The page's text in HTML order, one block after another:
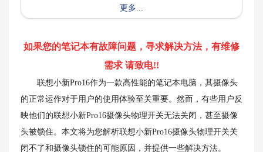
更多...
如果您的笔记本有故障问题，寻求解决方法，有维修
需求 请致电!!
联想小新Pro16作为一款高性能的笔记本电脑，其摄像头
的正常运作对于用户的使用体验至关重要。然而，有些用户反
映他们的联想小新Pro16摄像头物理开关无法关闭，甚至摄像
头被锁住。本文将为您解析联想小新Pro16摄像头物理开关关
闭不了和摄像头锁住的可能原因，并提供一些解决方法。